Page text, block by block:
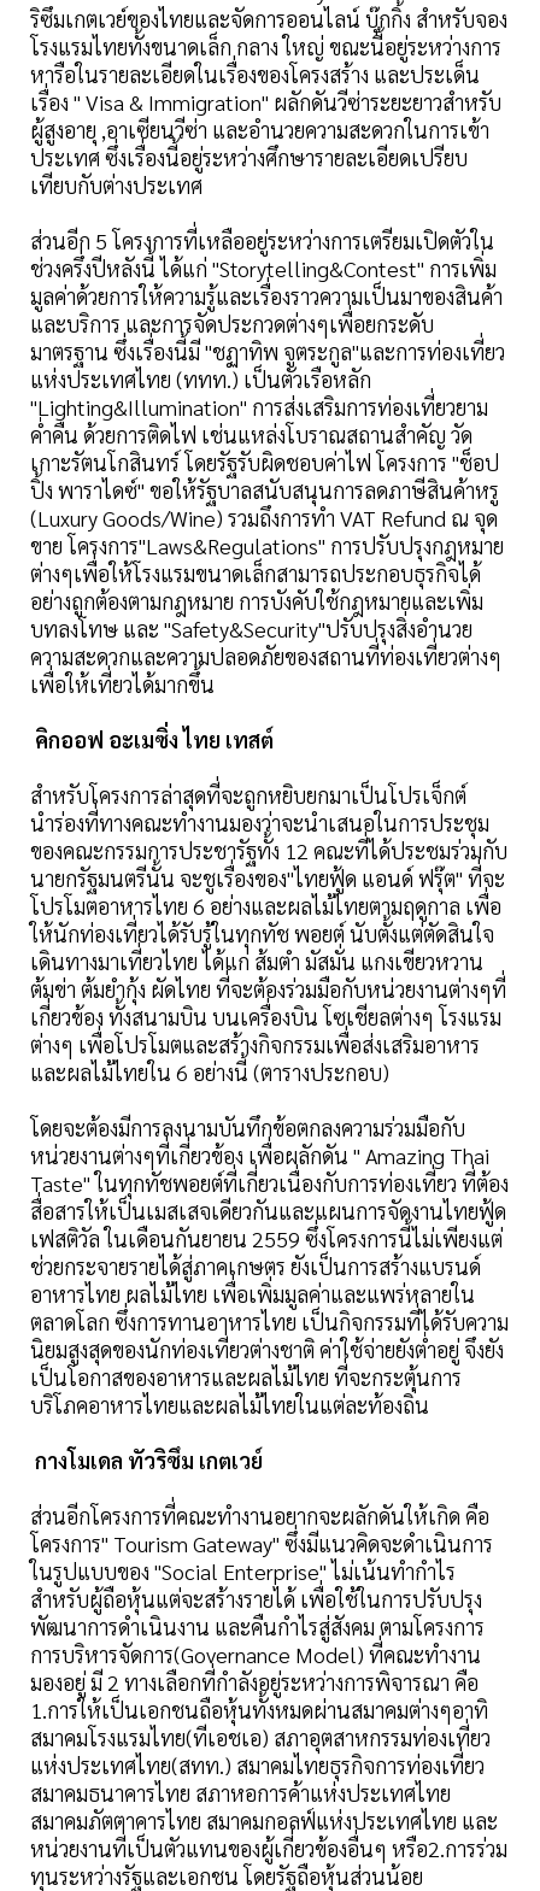
ริซึมเกตเวย์ของไทยและจัดการออนไลน์ บุ๊กกิ้ง สำหรับจอง
โรงแรมไทยทั้งขนาดเล็ก กลาง ใหญ่ ขณะนี้อยู่ระหว่างการ
หารือในรายละเอียดในเรื่องของโครงสร้าง และประเด็น
เรื่อง " Visa & Immigration" ผลักดันวีซ่าระยะยาวสำหรับ
ผู้สูงอายุ ,อาเซียนวีซ่า และอำนวยความสะดวกในการเข้า
ประเทศ ซึ่งเรื่องนี้อยู่ระหว่างศึกษารายละเอียดเปรียบ
เทียบกับต่างประเทศ
ส่วนอีก 5 โครงการที่เหลืออยู่ระหว่างการเตรียมเปิดตัวใน
ช่วงครึ่งปีหลังนี้ ได้แก่ "Storytelling&Contest" การเพิ่ม
มูลค่าด้วยการให้ความรู้และเรื่องราวความเป็นมาของสินค้า
และบริการ และการจัดประกวดต่างๆเพื่อยกระดับ
มาตรฐาน ซึ่งเรื่องนี้มี "ชฏาทิพ จูตระกูล"และการท่องเที่ยว
แห่งประเทศไทย (ททท.) เป็นตัวเรือหลัก
"Lighting&Illumination" การส่งเสริมการท่องเที่ยวยาม
ค่ำคืน ด้วยการติดไฟ เช่นแหล่งโบราณสถานสำคัญ วัด
เกาะรัตนโกสินทร์ โดยรัฐรับผิดชอบค่าไฟ โครงการ "ช็อป
ปิ้ง พาราไดซ์" ขอให้รัฐบาลสนับสนุนการลดภาษีสินค้าหรู
(Luxury Goods/Wine) รวมถึงการทำ VAT Refund ณ จุด
ขาย โครงการ"Laws&Regulations" การปรับปรุงกฎหมาย
ต่างๆเพื่อให้โรงแรมขนาดเล็กสามารถประกอบธุรกิจได้
อย่างถูกต้องตามกฎหมาย การบังคับใช้กฎหมายและเพิ่ม
บทลงโทษ และ "Safety&Security"ปรับปรุงสิ่งอำนวย
ความสะดวกและความปลอดภัยของสถานที่ท่องเที่ยวต่างๆ
เพื่อให้เที่ยวได้มากขึ้น
คิกออฟ อะเมซิ่ง ไทย เทสต์
สำหรับโครงการล่าสุดที่จะถูกหยิบยกมาเป็นโปรเจ็กต์
นำร่องที่ทางคณะทำงานมองว่าจะนำเสนอในการประชุม
ของคณะกรรมการประชารัฐทั้ง 12 คณะที่ได้ประชมร่วมกับ
นายกรัฐมนตรีนั้น จะชูเรื่องของ"ไทยฟู้ด แอนด์ ฟรุ๊ต" ที่จะ
โปรโมตอาหารไทย 6 อย่างและผลไม้ไทยตามฤดูกาล เพื่อ
ให้นักท่องเที่ยวได้รับรู้ในทุกทัช พอยต์ นับตั้งแต่ตัดสินใจ
เดินทางมาเที่ยวไทย ได้แก่ ส้มตำ มัสมั่น แกงเขียวหวาน
ต้มข่า ต้มยำกุ้ง ผัดไทย ที่จะต้องร่วมมือกับหน่วยงานต่างๆที่
เกี่ยวข้อง ทั้งสนามบิน บนเครื่องบิน โซเชียลต่างๆ โรงแรม
ต่างๆ เพื่อโปรโมตและสร้างกิจกรรมเพื่อส่งเสริมอาหาร
และผลไม้ไทยใน 6 อย่างนี้ (ตารางประกอบ)
โดยจะต้องมีการลงนามบันทึกข้อตกลงความร่วมมือกับ
หน่วยงานต่างๆที่เกี่ยวข้อง เพื่อผลักดัน " Amazing Thai
Taste" ในทุกทัชพอยต์ที่เกี่ยวเนื่องกับการท่องเที่ยว ที่ต้อง
สื่อสารให้เป็นเมสเสจเดียวกันและแผนการจัดงานไทยฟู้ด
เฟสติวัล ในเดือนกันยายน 2559 ซึ่งโครงการนี้ไม่เพียงแต่
ช่วยกระจายรายได้สู่ภาคเกษตร ยังเป็นการสร้างแบรนด์
อาหารไทย ผลไม้ไทย เพื่อเพิ่มมูลค่าและแพร่หลายใน
ตลาดโลก ซึ่งการทานอาหารไทย เป็นกิจกรรมที่ได้รับความ
นิยมสูงสุดของนักท่องเที่ยวต่างชาติ ค่าใช้จ่ายยังต่ำอยู่ จึงยัง
เป็นโอกาสของอาหารและผลไม้ไทย ที่จะกระตุ้นการ
บริโภคอาหารไทยและผลไม้ไทยในแต่ละท้องถิ่น
กางโมเดล ทัวริซึม เกตเวย์
ส่วนอีกโครงการที่คณะทำงานอยากจะผลักดันให้เกิด คือ
โครงการ" Tourism Gateway" ซึ่งมีแนวคิดจะดำเนินการ
ในรูปแบบของ "Social Enterprise" ไม่เน้นทำกำไร
สำหรับผู้ถือหุ้นแต่จะสร้างรายได้ เพื่อใช้ในการปรับปรุง
พัฒนาการดำเนินงาน และคืนกำไรสู่สังคม ตามโครงการ
การบริหารจัดการ(Governance Model) ที่คณะทำงาน
มองอยู่ มี 2 ทางเลือกที่กำลังอยู่ระหว่างการพิจารณา คือ
1.การให้เป็นเอกชนถือหุ้นทั้งหมดผ่านสมาคมต่างๆอาทิ
สมาคมโรงแรมไทย(ทีเอชเอ) สภาอุตสาหกรรมท่องเที่ยว
แห่งประเทศไทย(สทท.) สมาคมไทยธุรกิจการท่องเที่ยว
สมาคมธนาคารไทย สภาหอการค้าแห่งประเทศไทย
สมาคมภัตตาคารไทย สมาคมกอลฟ์แห่งประเทศไทย และ
หน่วยงานที่เป็นตัวแทนของผู้เกี่ยวข้องอื่นๆ หรือ2.การร่วม
ทุนระหว่างรัฐและเอกชน โดยรัฐถือหุ้นส่วนน้อย